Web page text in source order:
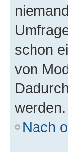
schon
von
werden.
Nach